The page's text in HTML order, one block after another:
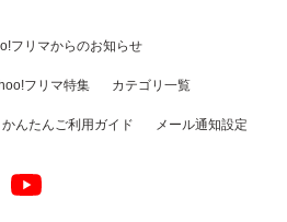
フリマからのお知らせ
フリマ特集 カテゴリ一覧
かんたんご利用ガイド メール通知設定